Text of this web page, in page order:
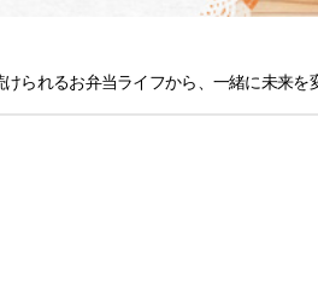
られるお弁当ライフから、一緒に未来を